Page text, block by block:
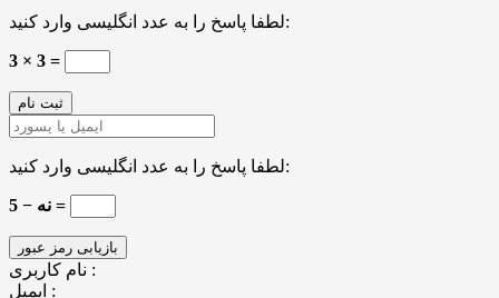
لطفا پاسخ را به عدد انگلیسی وارد کنید:
3 × 3 =
لطفا پاسخ را به عدد انگلیسی وارد کنید:
نه − 5 =
نام کاربری :
ایمیل :